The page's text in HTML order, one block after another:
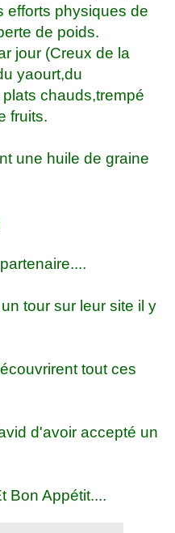
efforts physiques de
de poids.
jour (Creux de la
yaourt,du
chauds,trempé
fruits.
huile de graine
tour sur leur site il y
tout ces
d'avoir accepté un
Appétit....